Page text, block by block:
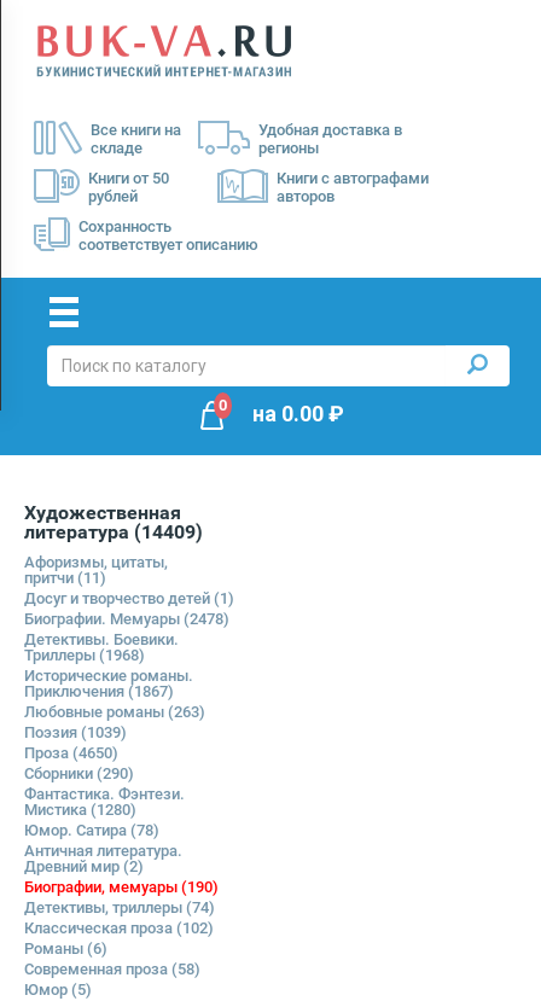
Все книги на
складе
Удобная доставка в
регионы
Книги от 50
рублей
Книги с автографами
авторов
Сохранность
соответствует описанию
Menu
Доставка
Оплата
0 на 0.00₽
Художественная
литература (14409)
Афоризмы, цитаты,
притчи (11)
Досуг и творчество детей (1)
Биографии. Мемуары (2478)
Детективы. Боевики.
Триллеры (1968)
Исторические романы.
Приключения (1867)
Любовные романы (263)
Поэзия (1039)
Проза (4650)
Сборники (290)
Фантастика. Фэнтези.
Мистика (1280)
Юмор. Сатира (78)
Античная литература.
Древний мир (2)
Биографии, мемуары (190)
Детективы, триллеры (74)
Классическая проза (102)
Романы (6)
Современная проза (58)
Юмор (5)